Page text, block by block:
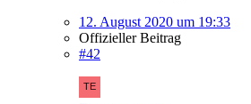
12. August 2020 um 19:33
Offizieller Beitrag
#42